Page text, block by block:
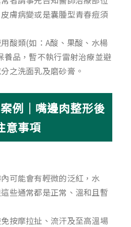
膚病變或是囊腫型青春痘須
酸類(如：A酸、果酸、水楊
品，暫不執行雷射治療並避
之洗面乳及磨砂膏。
例｜嘴邊肉整形後
意事項
可能會有輕微的泛紅，水
些通常都是正常、溫和且暫
按摩拉扯、流汗及至高溫場